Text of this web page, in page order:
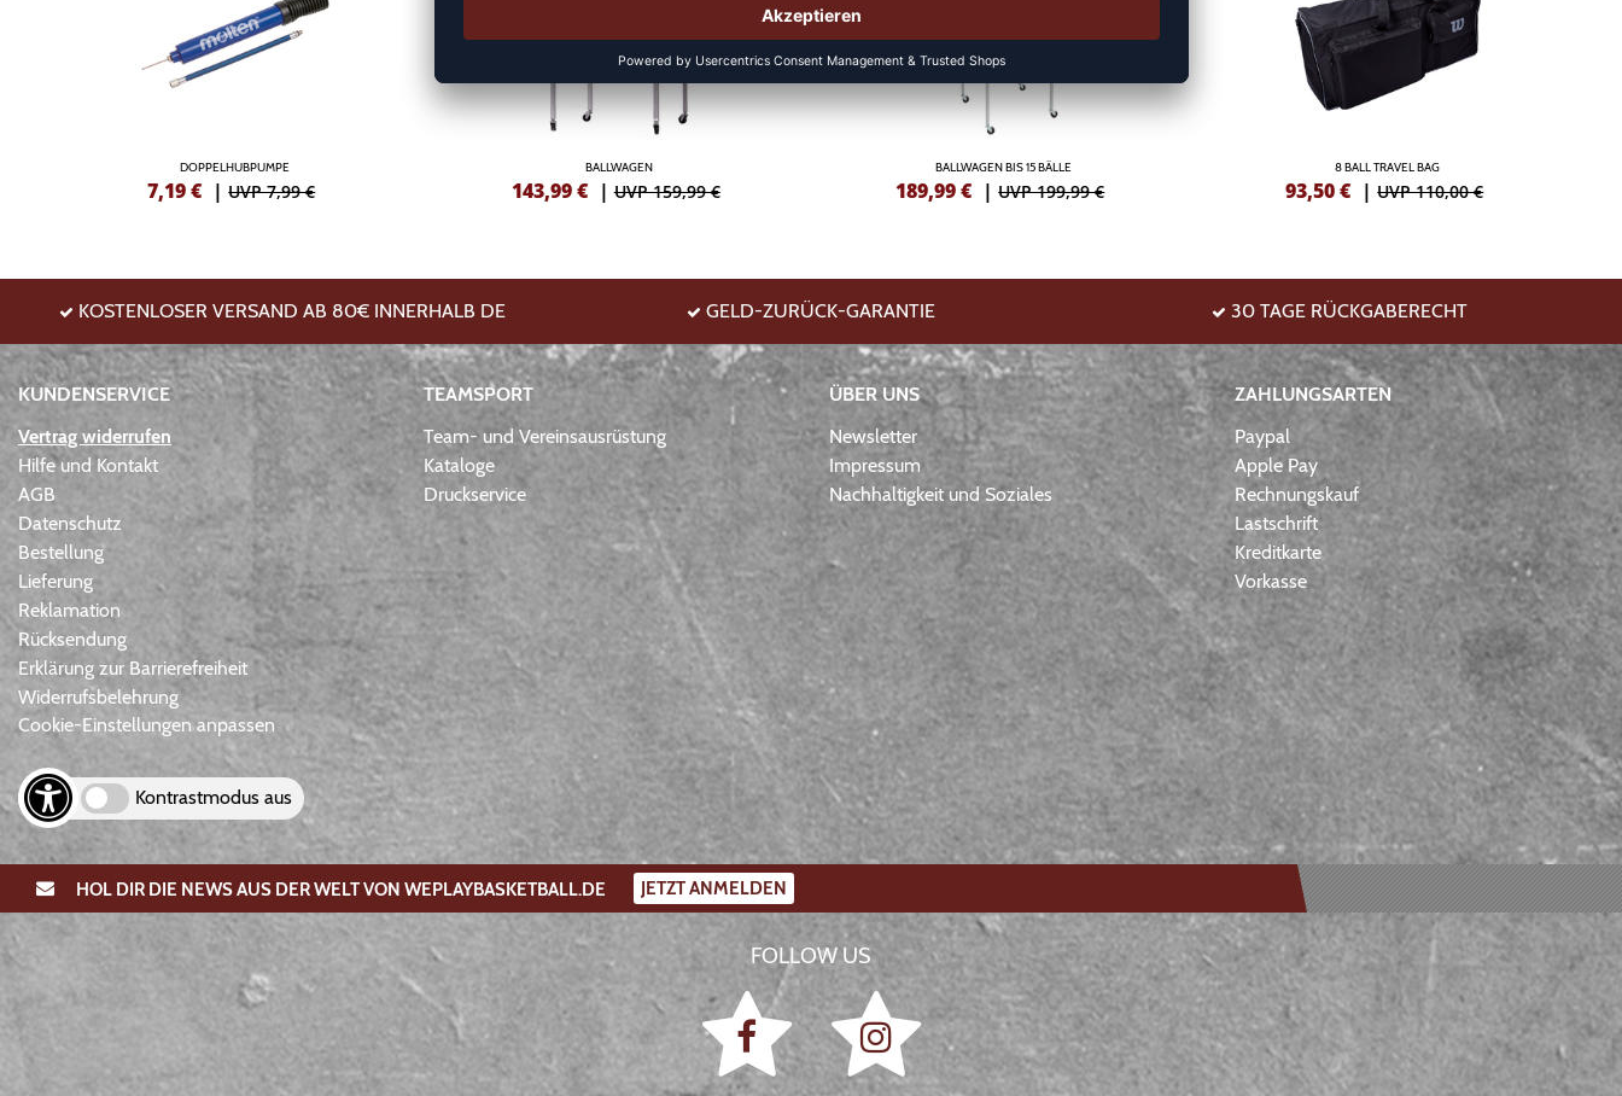
DOPPELHUBPUMPE
7,19€ |UVP 7,99 €
BALLWAGEN
143,99€ |UVP 159,99 €
BALLWAGEN BIS 15 BÄLLE
189,99€ |UVP 199,99 €
8 BALL TRAVEL BAG
93,50€ |UVP 110,00 €
KOSTENLOSER VERSAND AB 80€ INNERHALB DE GELD-ZURÜCK-GARANTIE 30 TAGE RÜCKGABERECHT
KUNDENSERVICE
Vertrag widerrufen
Hilfe und Kontakt
AGB
Datenschutz
Bestellung
Lieferung
Reklamation
Rücksendung
Erklärung zur Barrierefreiheit
Widerrufsbelehrung
Cookie-Einstellungen anpassen
Kontrastmodus aus
TEAMSPORT
Team- und Vereinsausrüstung
Kataloge
Druckservice
ÜBER UNS
Newsletter
Impressum
Nachhaltigkeit und Soziales
ZAHLUNGSARTEN
Paypal
Apple Pay
Rechnungskauf
Lastschrift
Kreditkarte
Vorkasse
HOL DIR DIE NEWS AUS DER WELT VON WEPLAYBASKETBALL.DE JETZT ANMELDEN
FOLLOW US